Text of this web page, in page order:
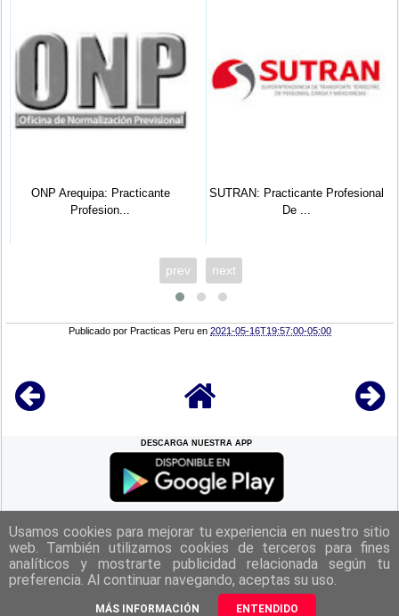
ONP Arequipa: Practicante
Profesion...
SUTRAN: Practicante Profesional
De ...
prev next
Publicado porPracticas Peru en2021-05-16T19:57:00-05:00
DESCARGA NUESTRA APP
REGRESAR A LACIMA
|Politica de Privacidad|Aviso Legal| Términos y Condiciones
|
Contacto|
Derechos Reservados Practicas Perú 2025
Usamos cookies para mejorar tu experiencia en nuestro sitio
web. También utilizamos cookies de terceros para fines
analíticos y mostrarte publicidad relacionada según tu
preferencia. Al continuar navegando, aceptas su uso.
MÁS INFORMACIÓN ENTENDIDO